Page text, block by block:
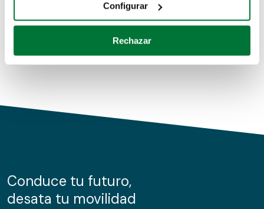
Identificar su dispositivo analizándolo activamente
para buscar características específicas (huellas
Obtenga más información sobre cómo se procesan sus
de cookies.
información sobre el uso que haga del sitio web con
nuestros partners de redes sociales, publicidad y análisis
Configurar
Rechazar
Conduce tu futuro,
desata tu movilidad